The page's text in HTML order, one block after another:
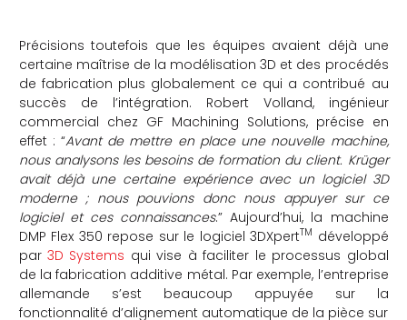
Précisions toutefois que les équipes avaient déjà une
certaine maîtrise de la modélisation 3D et des procédés
de fabrication plus globalement ce qui a contribué au
succès de l’intégration. Robert Volland, ingénieur
commercial chez GF Machining Solutions, précise en
effet : “Avant de mettre en place une nouvelle machine,
nous analysons les besoins de formation du client. Krüger
avait déjà une certaine expérience avec un logiciel 3D
moderne ; nous pouvions donc nous appuyer sur ce
logiciel et ces connaissances.” Aujourd’hui, la machine
DMP Flex 350 repose sur le logiciel 3DXpertTM développé
par 3D Systems qui vise à faciliter le processus global
de la fabrication additive métal. Par exemple, l’entreprise
allemande s’est beaucoup appuyée sur la
fonctionnalité d’alignement automatique de la pièce sur